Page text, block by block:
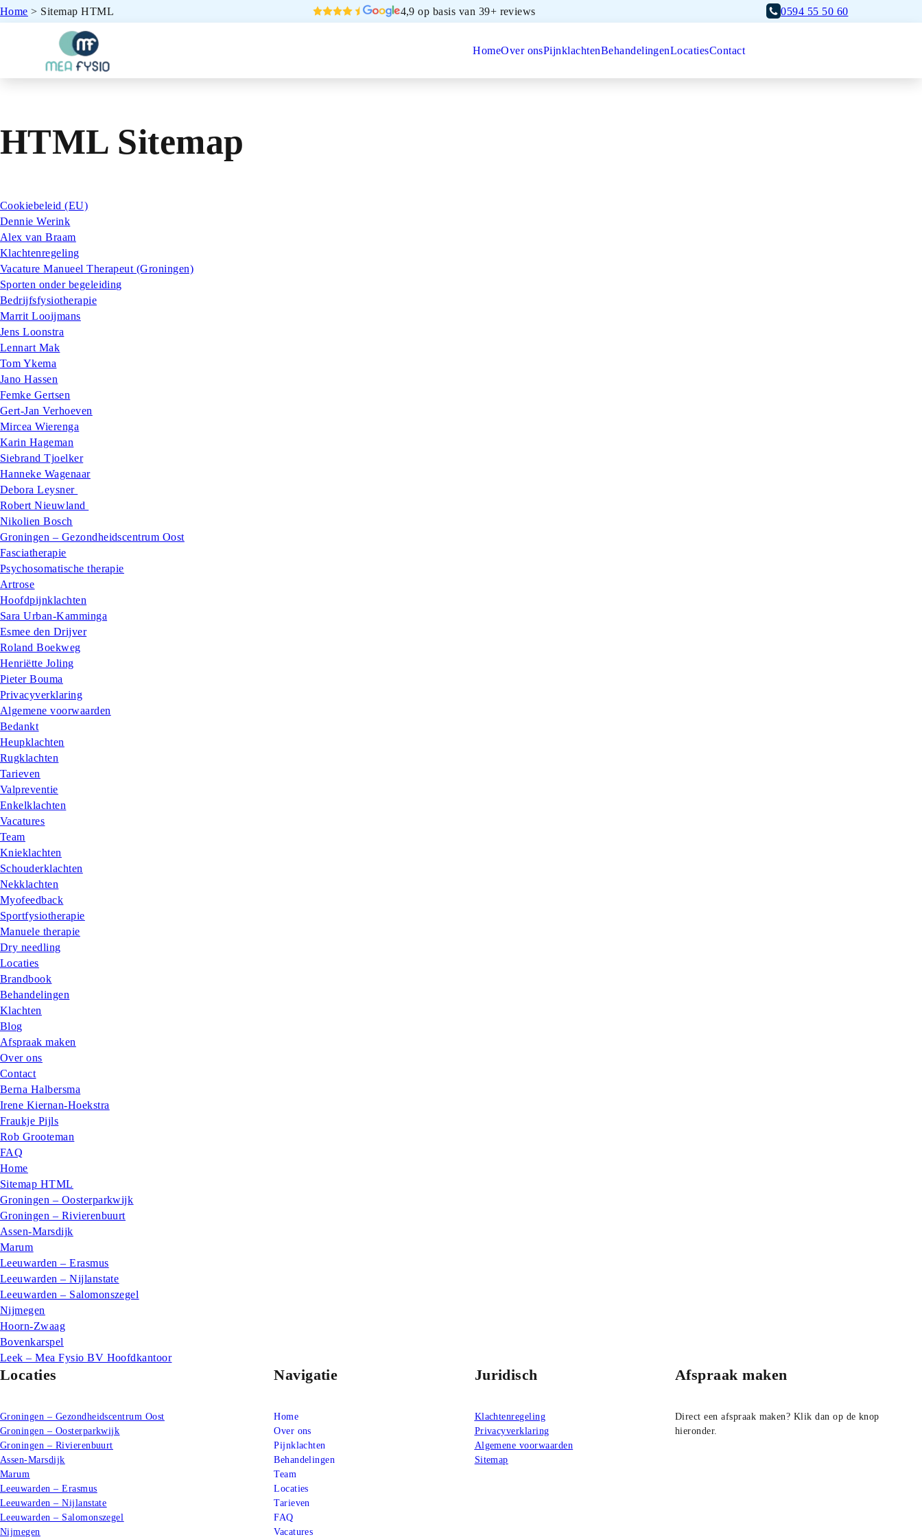
Home > Sitemap HTML 4,9 op basis van 39+ reviews 0594 55 50 60
HomeOver onsPijnklachtenBehandelingenLocatiesContact
HTML Sitemap
Cookiebeleid (EU)
Dennie Werink
Alex van Braam
Klachtenregeling
Vacature Manueel Therapeut (Groningen)
Sporten onder begeleiding
Bedrijfsfysiotherapie
Marrit Looijmans
Jens Loonstra
Lennart Mak
Tom Ykema
Jano Hassen
Femke Gertsen
Gert-Jan Verhoeven
Mircea Wierenga
Karin Hageman
Siebrand Tjoelker
Hanneke Wagenaar
Debora Leysner
Robert Nieuwland
Nikolien Bosch
Groningen – Gezondheidscentrum Oost
Fasciatherapie
Psychosomatische therapie
Artrose
Hoofdpijnklachten
Sara Urban-Kamminga
Esmee den Drijver
Roland Boekweg
Henriëtte Joling
Pieter Bouma
Privacyverklaring
Algemene voorwaarden
Bedankt
Heupklachten
Rugklachten
Tarieven
Valpreventie
Enkelklachten
Vacatures
Team
Knieklachten
Schouderklachten
Nekklachten
Myofeedback
Sportfysiotherapie
Manuele therapie
Dry needling
Locaties
Brandbook
Behandelingen
Klachten
Blog
Afspraak maken
Over ons
Contact
Berna Halbersma
Irene Kiernan-Hoekstra
Fraukje Pijls
Rob Grooteman
FAQ
Home
Sitemap HTML
Groningen – Oosterparkwijk
Groningen – Rivierenbuurt
Assen-Marsdijk
Marum
Leeuwarden – Erasmus
Leeuwarden – Nijlanstate
Leeuwarden – Salomonszegel
Nijmegen
Hoorn-Zwaag
Bovenkarspel
Leek – Mea Fysio BV Hoofdkantoor
Locaties
Groningen – Gezondheidscentrum Oost
Groningen – Oosterparkwijk
Groningen – Rivierenbuurt
Assen-Marsdijk
Marum
Leeuwarden – Erasmus
Leeuwarden – Nijlanstate
Leeuwarden – Salomonszegel
Nijmegen
Navigatie
Home
Over ons
Pijnklachten
Behandelingen
Team
Locaties
Tarieven
FAQ
Vacatures
Juridisch
Klachtenregeling
Privacyverklaring
Algemene voorwaarden
Sitemap
Afspraak maken
Direct een afspraak maken? Klik dan op de knop
hieronder.